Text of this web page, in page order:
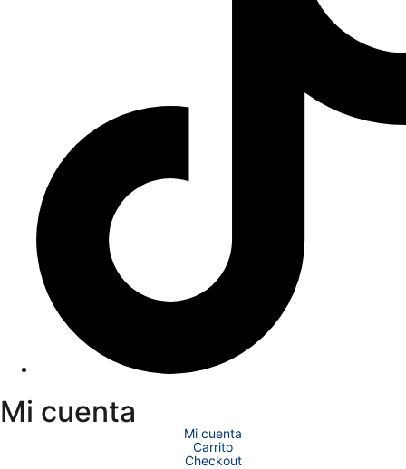
Mi cuenta
Mi cuenta
Carrito
Checkout